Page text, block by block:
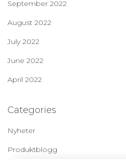
September 2022
August 2022
July 2022
June 2022
April 2022
Categories
Nyheter
Produktblogg